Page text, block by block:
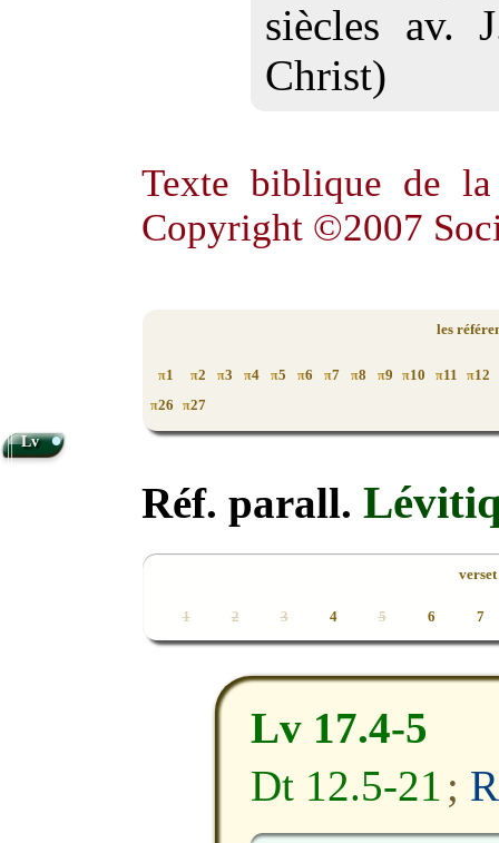
siècles av.
Christ)
Texte biblique de
Copyright ©2007
les
π1 π2 π3 π4 π5 π6 π7 π8 π9 π10 π11 π12
π26 π27
Réf. parall.
verset
1 2 3 4 5 6 7
Lv 17.4-5
Dt 12.5-21 ;
Lv •